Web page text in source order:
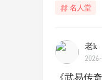
名人堂
老k
《武易传